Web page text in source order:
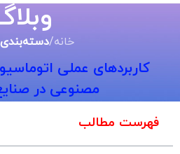
خانه/
کاربردهای عملی
مصنوعی در
فهرست مطالب